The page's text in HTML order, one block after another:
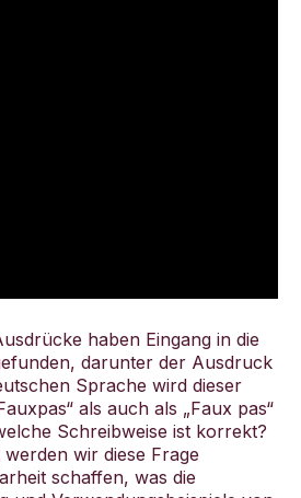
haben Eingang in die
darunter der Ausdruck
Sprache wird dieser
als auch als „Faux pas“
Schreibweise ist korrekt?
wir diese Frage
schaffen, was die